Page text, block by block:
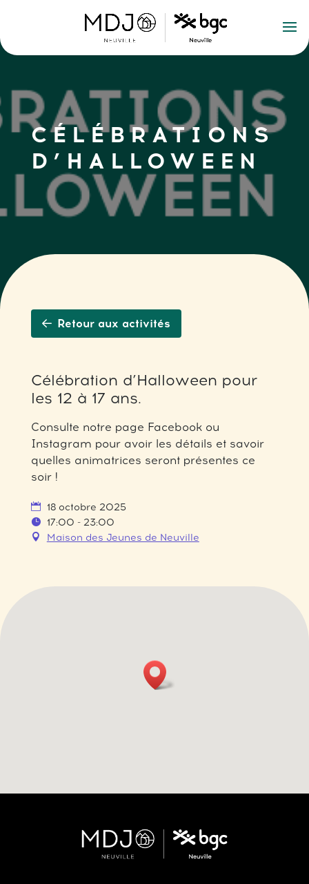
CÉLÉBRATIONS
D’HALLOWEEN
Retour aux activités
Célébration d’Halloween pour
les 12 à 17 ans.
Consulte notre page Facebook ou
Instagram pour avoir les détails et savoir
quelles animatrices seront présentes ce
soir !
18 octobre 2025
17:00 - 23:00
Maison des Jeunes de Neuville